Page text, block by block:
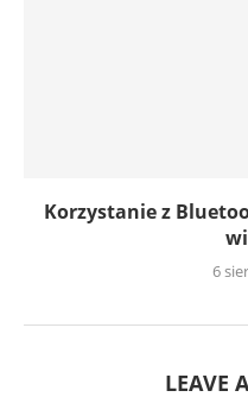
Korzystanie z
6
LEAVE